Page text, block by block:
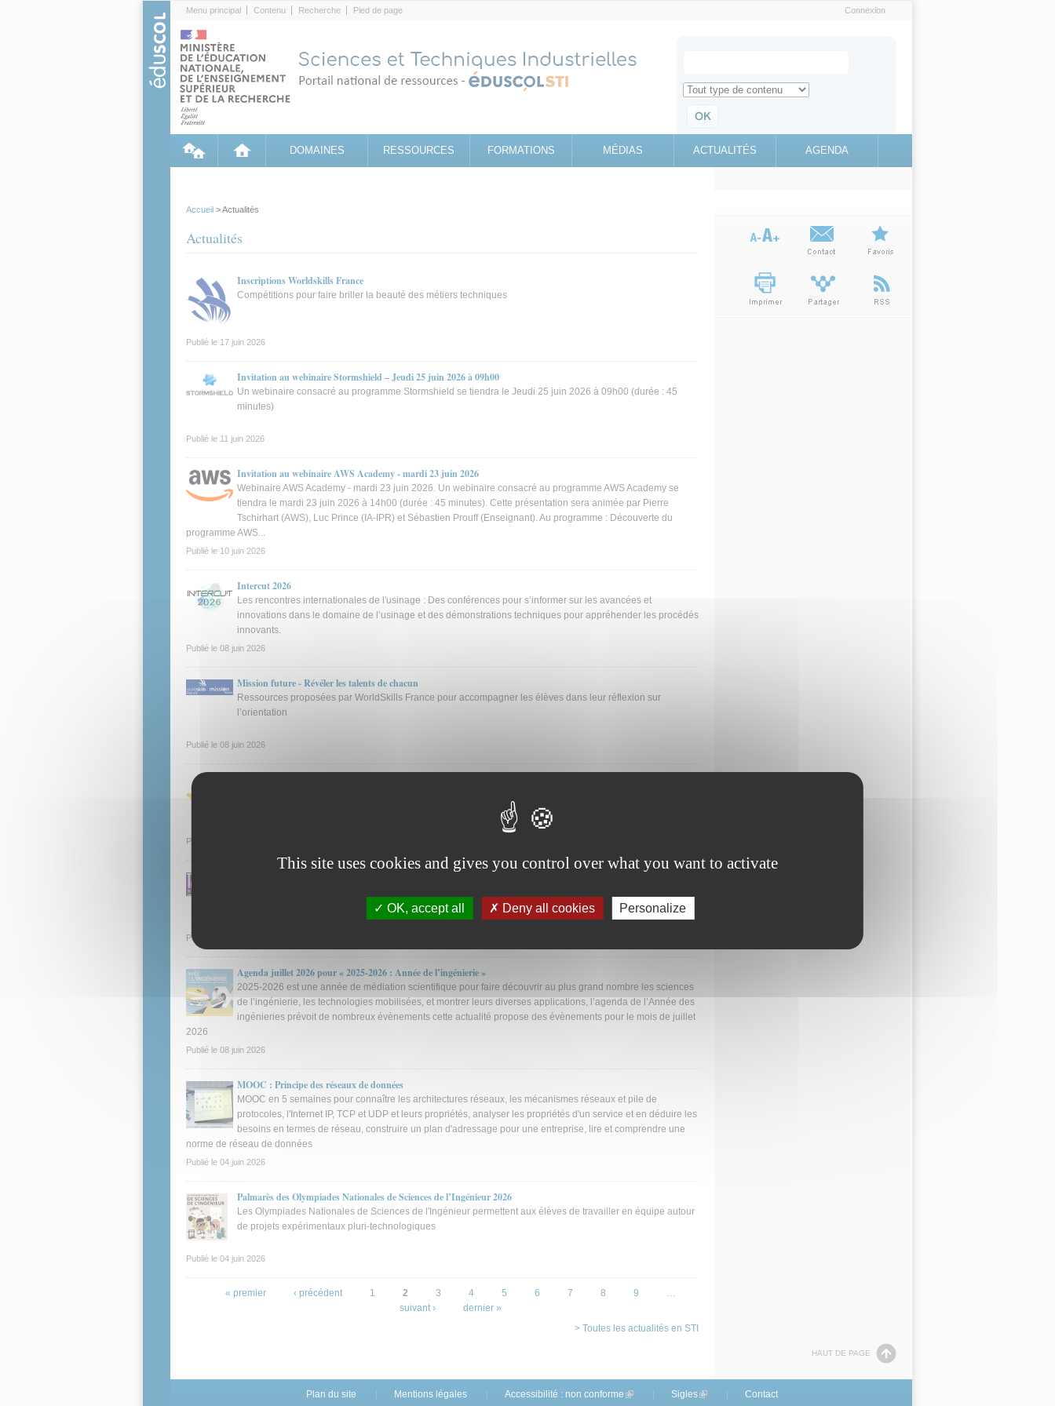
Menu principal Contenu Recherche Pied de page Connexion
Search for
Retrouvez toute l'information sur le site education.gouv.fr
DOMAINES RESSOURCES FORMATIONS MÉDIAS ACTUALITÉS AGENDA
Accueil > Actualités
Actualités
Inscriptions Worldskills France
Compétitions pour faire briller la beauté des métiers techniques
Publié le 17 juin 2026
Invitation au webinaire Stormshield – Jeudi 25 juin 2026 à 09h00
Un webinaire consacré au programme Stormshield se tiendra le Jeudi 25 juin 2026 à 09h00 (durée : 45
minutes)
Publié le 11 juin 2026
Invitation au webinaire AWS Academy - mardi 23 juin 2026
Webinaire AWS Academy - mardi 23 juin 2026. Un webinaire consacré au programme AWS Academy se
tiendra le mardi 23 juin 2026 à 14h00 (durée : 45 minutes). Cette présentation sera animée par Pierre
Tschirhart (AWS), Luc Prince (IA-IPR) et Sébastien Prouff (Enseignant). Au programme : Découverte du
programme AWS...
Publié le 10 juin 2026
Intercut 2026
Les rencontres internationales de l'usinage : Des conférences pour s’informer sur les avancées et
innovations dans le domaine de l’usinage et des démonstrations techniques pour appréhender les procédés
innovants.
Publié le 08 juin 2026
Mission future - Révéler les talents de chacun
Ressources proposées par WorldSkills France pour accompagner les élèves dans leur réflexion sur
l’orientation
Publié le 08 juin 2026
Publié le
Publié le
Agenda juillet 2026 pour « 2025-2026 : Année de l’ingénierie »
2025-2026 est une année de médiation scientifique pour faire découvrir au plus grand nombre les sciences
de l’ingénierie, les technologies mobilisées, et montrer leurs diverses applications, l’agenda de l’Année des
ingénieries prévoit de nombreux évènements cette actualité propose des évènements pour le mois de juillet
2026
Publié le 08 juin 2026
MOOC : Principe des réseaux de données
MOOC en 5 semaines pour connaître les architectures réseaux, les mécanismes réseaux et pile de
protocoles, l'Internet IP, TCP et UDP et leurs propriétés, analyser les propriétés d'un service et en déduire les
besoins en termes de réseau, construire un plan d'adressage pour une entreprise, lire et comprendre une
norme de réseau de données
Publié le 04 juin 2026
Palmarès des Olympiades Nationales de Sciences de l’Ingénieur 2026
Les Olympiades Nationales de Sciences de l'Ingénieur permettent aux élèves de travailler en équipe autour
de projets expérimentaux pluri-technologiques
Publié le 04 juin 2026
« premier ‹ précédent 1 2 3 4 5 6 7 8 9
…
suivant ›
dernier »
> Toutes les actualités en STI
HAUT DE PAGE
Plan du site Mentions légales Accessibilité : non conforme (link is external)
Sigles(link is external)
Contact
This site uses cookies and gives you control over what you want to activate
OK, accept all Deny all cookies Personalize